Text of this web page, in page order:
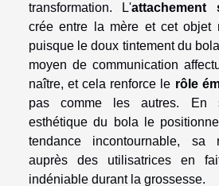
transformation. L'attachement
crée entre la mère et cet objet
puisque le doux tintement du
moyen de communication
naître, et cela renforce le rôle
pas comme les autres. En
esthétique du bola le
tendance incontournable, sa
auprès des utilisatrices en
indéniable durant la grossesse.